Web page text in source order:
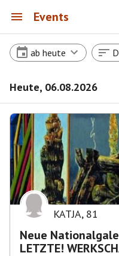
Events
ab heute
Heute, 06.08.2026
KATJA, 81
Neue
LETZTE!